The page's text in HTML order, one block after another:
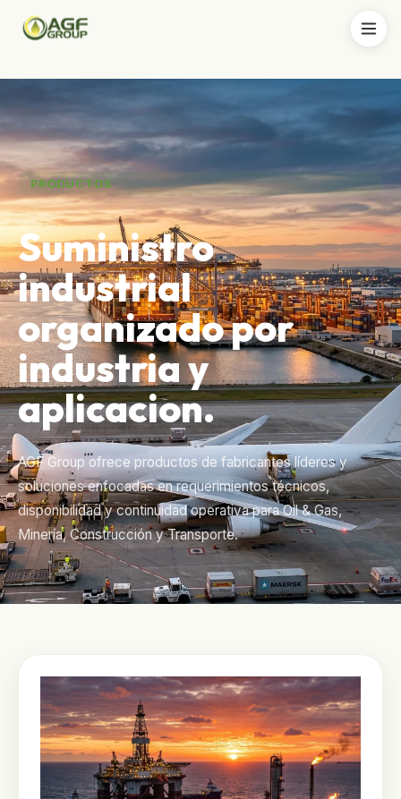
PRODUCTOS
Suministro
industrial
organizado por
industria y
aplicacion.
AGF Group ofrece productos de fabricantes líderes y
soluciones enfocadas en requerimientos técnicos,
disponibilidad y continuidad operativa para Oil & Gas,
Minería, Construcción y Transporte.